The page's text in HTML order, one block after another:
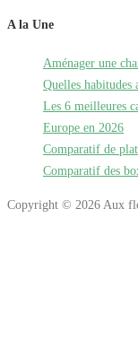
A la Une
Aménager une
Quelles
Les 6 meilleures
Europe en 2026
Comparatif de
Comparatif des
Copyright © 2026 Aux